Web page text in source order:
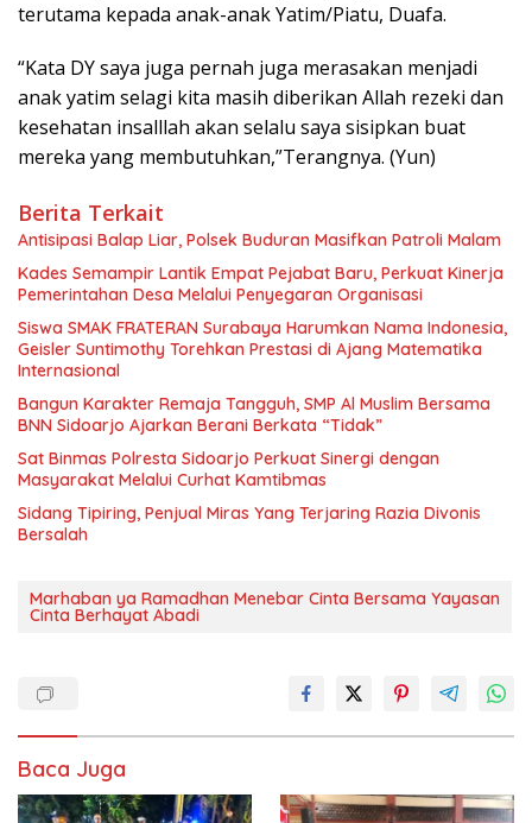
terutama kepada anak-anak Yatim/Piatu, Duafa.
“Kata DY saya juga pernah juga merasakan menjadi
anak yatim selagi kita masih diberikan Allah rezeki dan
kesehatan insalllah akan selalu saya sisipkan buat
mereka yang membutuhkan,”Terangnya. (Yun)
Berita Terkait
Antisipasi Balap Liar, Polsek Buduran Masifkan Patroli Malam
Kades Semampir Lantik Empat Pejabat Baru, Perkuat Kinerja
Pemerintahan Desa Melalui Penyegaran Organisasi
Siswa SMAK FRATERAN Surabaya Harumkan Nama Indonesia,
Geisler Suntimothy Torehkan Prestasi di Ajang Matematika
Internasional
Bangun Karakter Remaja Tangguh, SMP Al Muslim Bersama
BNN Sidoarjo Ajarkan Berani Berkata “Tidak”
Sat Binmas Polresta Sidoarjo Perkuat Sinergi dengan
Masyarakat Melalui Curhat Kamtibmas
Sidang Tipiring, Penjual Miras Yang Terjaring Razia Divonis
Bersalah
Marhaban ya Ramadhan Menebar Cinta Bersama Yayasan
Cinta Berhayat Abadi
Baca Juga